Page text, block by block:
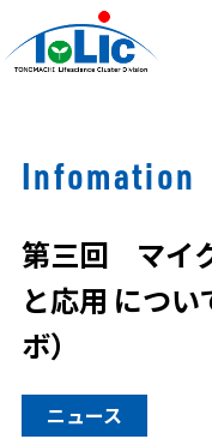
Infomation
第三回 マイ
と応用 につ
ボ）
ニュース